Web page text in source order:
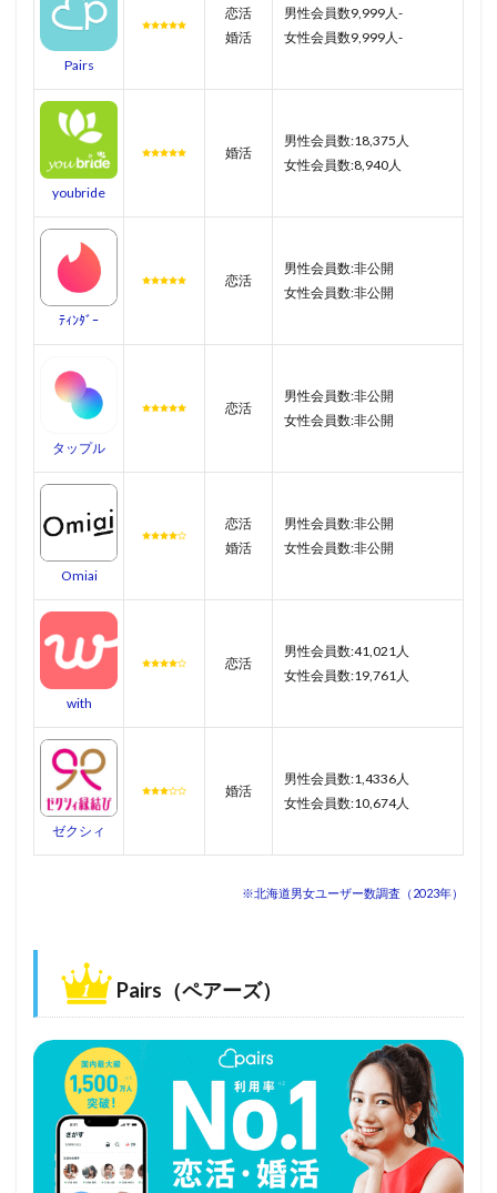
Pairs
恋活
婚活
男性会員数9,999人-
女性会員数9,999人-
youbride
婚活
男性会員数:18,375人
女性会員数:8,940人
ﾃｨﾝﾀﾞｰ
恋活
男性会員数:非公開
女性会員数:非公開
タップル
恋活
男性会員数:非公開
女性会員数:非公開
Omiai
恋活
婚活
男性会員数:非公開
女性会員数:非公開
with
恋活
男性会員数:41,021人
女性会員数:19,761人
ゼクシィ
婚活
男性会員数:1,4336人
女性会員数:10,674人
※北海道男女ユーザー数調査（2023年）
Pairs（ペアーズ）